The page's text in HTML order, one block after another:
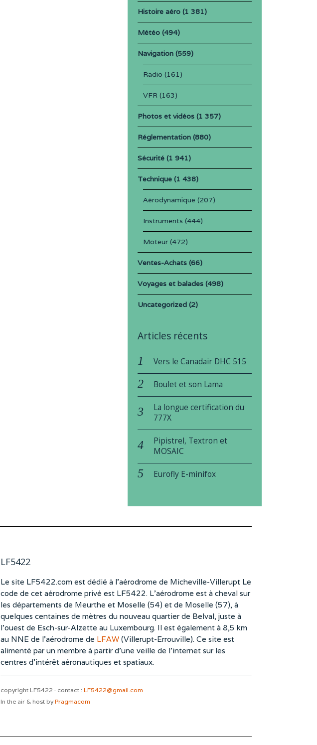
Histoire aéro(1 381)
Météo(494)
Navigation(559)
Radio (161)
VFR (163)
Photos et vidéos(1 357)
Réglementation(880)
Sécurité(1 941)
Technique(1 438)
Aérodynamique (207)
Instruments (444)
Moteur(472)
Ventes-Achats(66)
Voyages et balades(498)
Uncategorized(2)
Articles récents
Vers le Canadair DHC 515
Boulet et son Lama
La longue certification du
777X
Pipistrel, Textron et
MOSAIC
Eurofly E-minifox
LF5422
Le site LF5422.com est dédié à l’aérodrome de Micheville-Villerupt Le
code de cet aérodrome privé est LF5422. L’aérodrome est à cheval sur
les départements de Meurthe et Moselle (54) et de Moselle (57), à
quelques centaines de mètres du nouveau quartier de Belval, juste à
l’ouest de Esch-sur-Alzette au Luxembourg. Il est également à 8,5 km
au NNE de l’aérodrome de LFAW(Villerupt-Errouville). Ce site est
alimenté par un membre à partir d’une veille de l’internet sur les
centres d’intérêt aéronautiques et spatiaux.
copyright LF5422 · contact : LF5422@gmail.com
In the air & host byPragmacom